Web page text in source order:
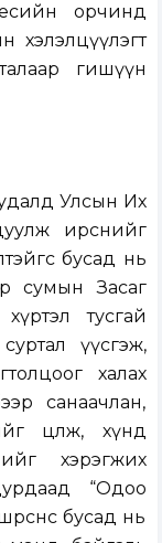
орчинд
хэлэлцүүлэгт
гишүүн
Улсын Их
ирснийг
бусад нь
сумын Засаг
тусгай
суртал үүсгэж,
халах
санаачлан,
цөөлж, хүнд
хэрэгжих
“Одоо
бусад нь